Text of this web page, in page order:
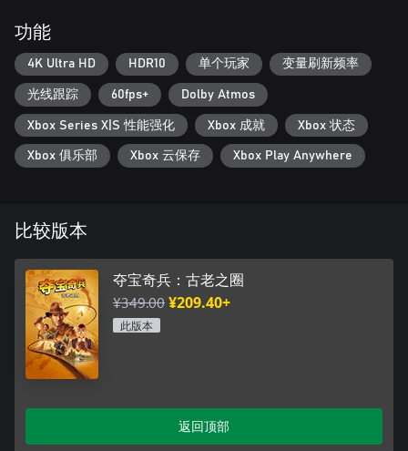
世界。你与敌人的斗争与解开谜团的过程中结合了潜行渗透、紧
张刺激的近战格斗与火力对抗。
探索精神
在这款游戏中，你将能体验到线性、叙事驱动的游戏内容和开放
地图的精彩融合。释放你内心的探险精神，探索一个充满神秘的
世界，其中隐藏着迷人的秘密、致命的陷阱以及棘手的谜题。每
个角落都有可能隐藏下一个谜团的片段——或是蛇。为什么偏偏
是蛇呢？
功能
4K Ultra HD HDR10 单个玩家 变量刷新频率
光线跟踪 60fps+ Dolby Atmos
Xbox Series X|S 性能强化 Xbox 成就 Xbox 状态
Xbox 俱乐部 Xbox 云保存 Xbox Play Anywhere
比较版本
夺宝奇兵：古老之圈
¥349.00¥209.40+
此版本
返回顶部